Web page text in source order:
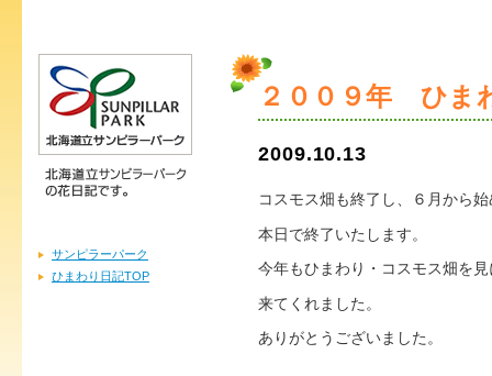
２００９年 ひま
2009.10.13
コスモス畑も終了し、６月から
本日で終了いたします。
今年もひまわり・コスモス畑を
来てくれました。
ありがとうございました。
サンピラーパーク
ひまわり日記TOP